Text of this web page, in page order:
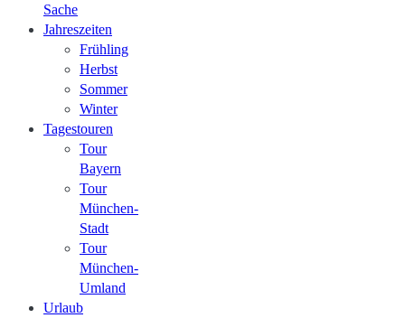
Sache
Jahreszeiten
Frühling
Herbst
Sommer
Winter
Tagestouren
Tour
Bayern
Tour
München-
Stadt
Tour
München-
Umland
Urlaub